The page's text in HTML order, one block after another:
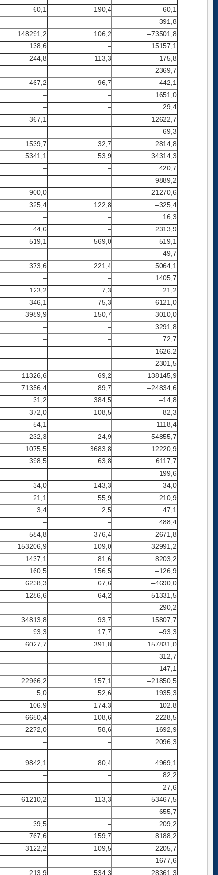
60,1
190,4
–60,1
–
–
391,8
148291,2
106,2
–73501,8
138,6
–
15157,1
244,8
113,3
175,8
–
–
2369,7
467,2
96,7
–442,1
–
–
1651,0
–
–
29,4
367,1
–
12622,7
–
–
69,3
1539,7
32,7
2814,8
5341,1
53,9
34314,3
–
–
420,7
–
–
9889,2
900,0
–
21270,6
325,4
122,8
–325,4
–
–
16,3
44,6
–
2313,9
519,1
569,0
–519,1
–
–
49,7
373,6
221,4
5064,1
–
–
1405,7
123,2
7,3
–21,2
346,1
75,3
6121,0
3989,9
150,7
–3010,0
–
–
3291,8
–
–
72,7
–
–
1626,2
–
–
2301,5
11326,6
69,2
138145,9
71356,4
89,7
–24834,6
31,2
384,5
–14,8
372,0
108,5
–82,3
54,1
–
1118,4
232,3
24,9
54855,7
1075,5
3683,8
12220,9
398,5
63,8
6117,7
–
–
199,6
34,0
143,3
–34,0
21,1
55,9
210,9
3,4
2,5
47,1
–
–
488,4
584,8
376,4
2671,8
153206,9
109,0
32991,2
1437,1
81,6
8203,2
160,5
156,5
–126,9
6238,3
67,6
–4690,0
1286,6
64,2
51331,5
–
–
290,2
34813,8
93,7
15807,7
93,3
17,7
–93,3
6027,7
391,8
157831,0
–
–
312,7
–
–
147,1
22966,2
157,1
–21850,5
5,0
52,6
1935,3
106,9
174,3
–102,8
6650,4
108,6
2228,5
2272,0
58,6
–1692,9
–
– 2096,3
9842,1 80,4
4969,1
–
–
82,2
–
–
27,6
61210,2
113,3
–53467,5
–
–
655,7
39,5
–
209,2
767,6
159,7
8188,2
3122,2
109,5
2205,7
–
–
1677,6
213,9
534,3 28361,3